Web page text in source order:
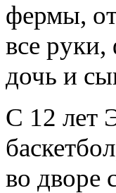
фермы,
все
дочь и
С 12 лет
во дворе